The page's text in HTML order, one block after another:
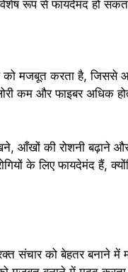
रूप से फायदेमंद हो
को मजबूत करता है,
कम और फाइबर अधिक
आँखों की रोशनी बढ़ाने
के लिए फायदेमंद हैं,
संचार को बेहतर बनाने